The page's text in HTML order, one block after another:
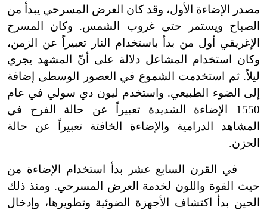
مصدر الإضاءة الأول، وقد كان العرض المسرحي يبدأ من
الصباح ويستمر حتى غروب الشمس. وكان المسرح
الإغريقي أول من بدأ باستخدام النار تعبيراً عن الزمن،
وكان استخدام المشاعل دلالة على أنّ المشهد يجري
ليلاً. ثم استخدمت الشموع في العصور الوسطى إضافة
إلى الضوء الطبيعي. واستخدم ليون دي سولي في عام
1550 الإضاءة الشديدة تعبيراً عن حالة الفرح في
المشاهد الدرامية والإضاءة الخافتة تعبيراً عن حالة
الحزن.
في القرن السابع عشر بدأ استخدام الإضاءة من
حيث القوة واللون لخدمة العرض المسرحي. ومنذ ذلك
الحين بدأ اكتشاف الأجهزة الضوئية وتطويرها، وإدخال